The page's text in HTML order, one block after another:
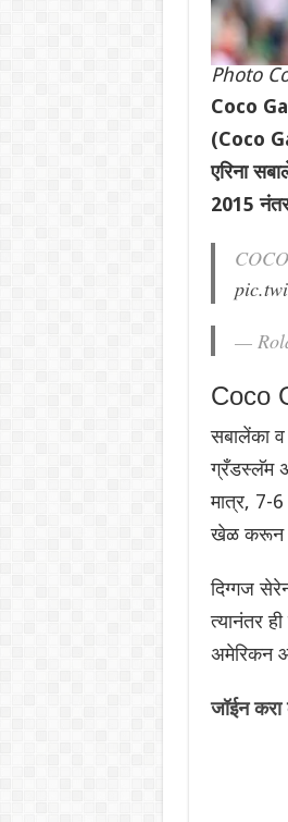
Photo
Coco
(Coco
एरिना
2015
—
Coco
सबालेंका व
ग्रँडस्लॅम
मात्र, 7-
खेळ करून
दिग्गज
त्यानंतर
अमेरिकन
जॉईन